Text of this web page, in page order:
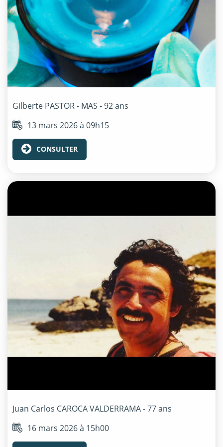
Gilberte PASTOR - MAS - 92 ans
13 mars 2026 à 09h15
CONSULTER
Juan Carlos CAROCA VALDERRAMA- 77 ans
16 mars 2026 à 15h00